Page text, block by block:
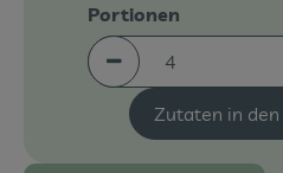
Portionen
Portionen
Zutaten in